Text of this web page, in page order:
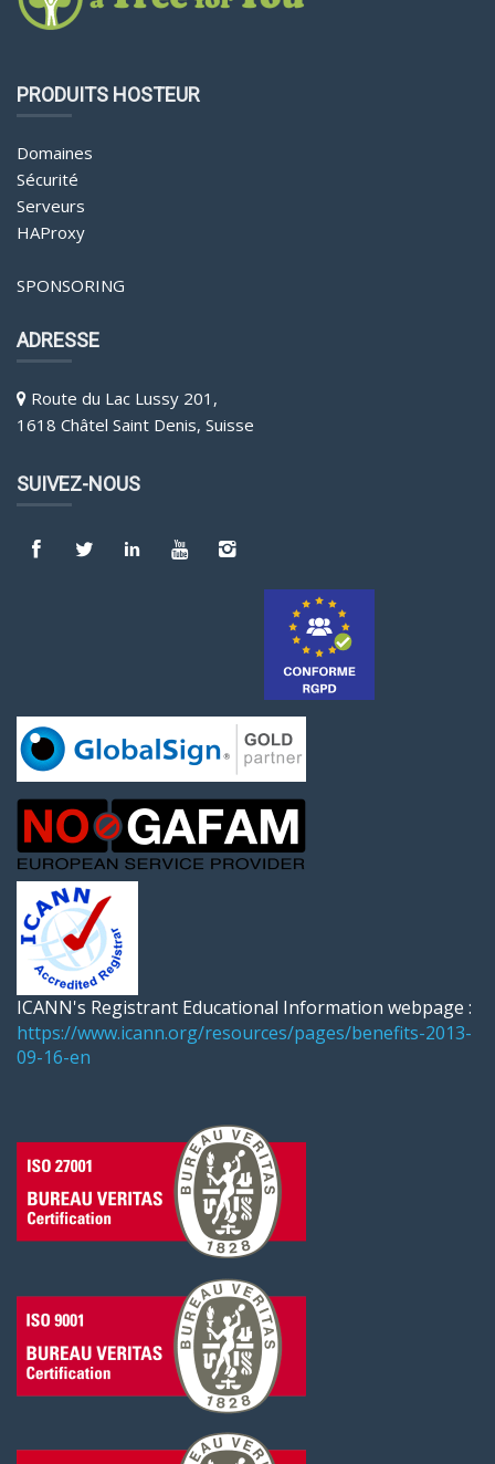
PRODUITS HOSTEUR
Domaines
Sécurité
Serveurs
HAProxy
SPONSORING
ADRESSE
Route du Lac Lussy 201,
1618 Châtel Saint Denis, Suisse
SUIVEZ-NOUS
ICANN's Registrant Educational Information webpage :
https://www.icann.org/resources/pages/benefits-2013-
09-16-en